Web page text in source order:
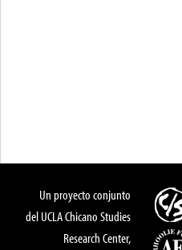
Un proyecto conjunto
del UCLA Chicano Studies
Research Center,